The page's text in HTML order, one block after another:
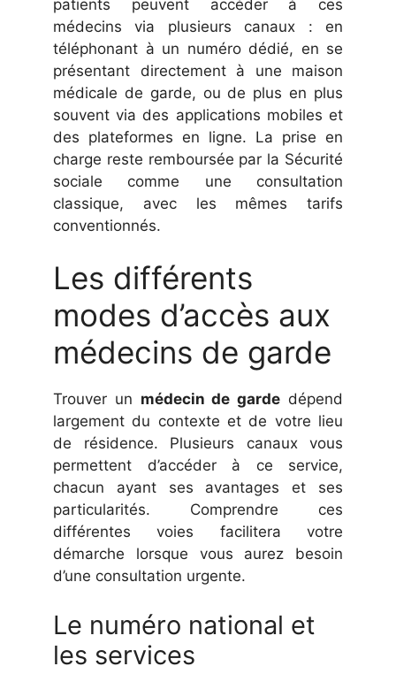
patients peuvent accéder à ces
médecins via plusieurs canaux : en
téléphonant à un numéro dédié, en se
présentant directement à une maison
médicale de garde, ou de plus en plus
souvent via des applications mobiles et
des plateformes en ligne. La prise en
charge reste remboursée par la Sécurité
sociale comme une consultation
classique, avec les mêmes tarifs
conventionnés.
Les différents
modes d’accès aux
médecins de garde
Trouver un médecin de garde dépend
largement du contexte et de votre lieu
de résidence. Plusieurs canaux vous
permettent d’accéder à ce service,
chacun ayant ses avantages et ses
particularités. Comprendre ces
différentes voies facilitera votre
démarche lorsque vous aurez besoin
d’une consultation urgente.
Le numéro national et
les services